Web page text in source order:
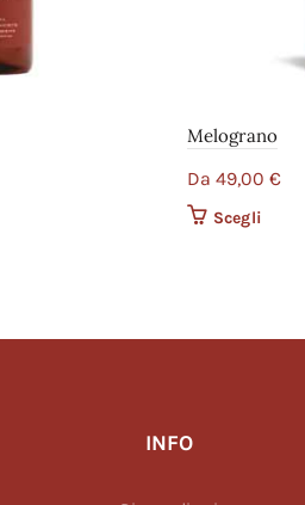
Melograno
Da 49,00 €
Scegli
INFO